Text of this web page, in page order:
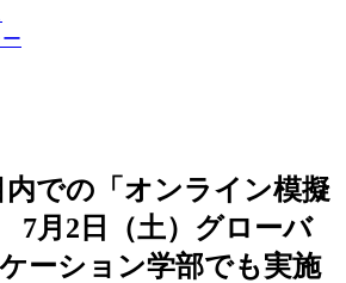
内での「オンライン模擬
月2日（土）グローバ
ーション学部でも実施